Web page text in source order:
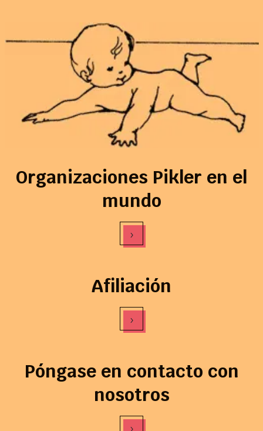
Organizaciones Pikler en el
mundo
›
Afiliación
›
Póngase en contacto con
nosotros